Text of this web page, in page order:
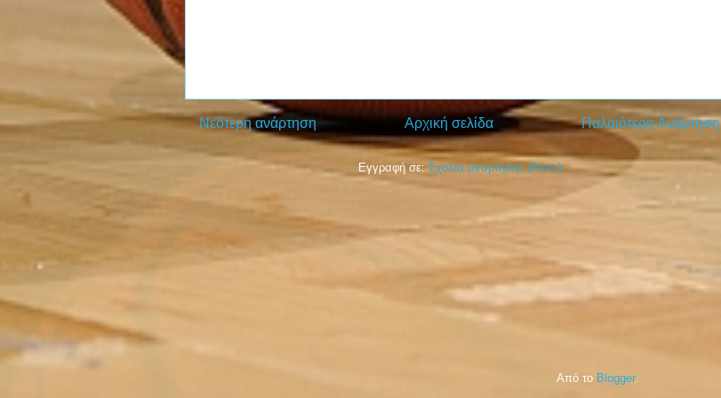
Νεότερη ανάρτηση Παλαιότερη Ανάρτηση
Αρχική σελίδα
Εγγραφή σε: Σχόλια ανάρτησης (Atom)
Από το Blogger.